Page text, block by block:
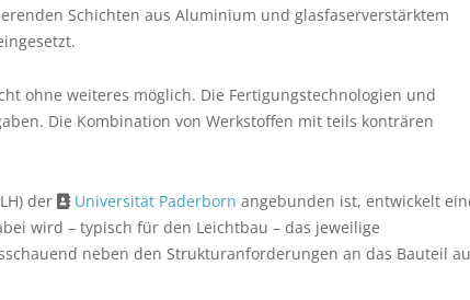
Schichten aus Aluminium und glasfaserverstärktem
ohne weiteres möglich. Die Fertigungstechnologien und
Die Kombination von Werkstoffen mit teils konträren
der Universität Paderborn angebunden ist, entwickelt
wird – typisch für den Leichtbau – das jeweilige
neben den Strukturanforderungen an das Bauteil